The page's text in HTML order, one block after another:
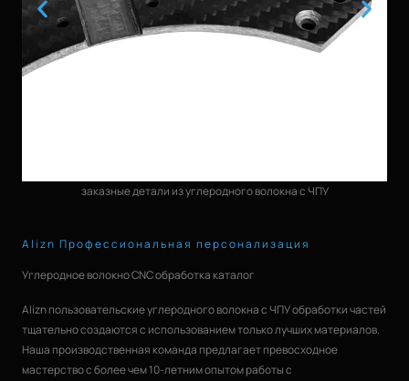
заказные детали из углеродного волокна с ЧПУ
Alizn Профессиональная персонализация
Углеродное волокно CNC обработка каталог
Alizn пользовательские углеродного волокна с ЧПУ обработки частей
тщательно создаются с использованием только лучших материалов.
Наша производственная команда предлагает превосходное
мастерство с более чем 10-летним опытом работы с